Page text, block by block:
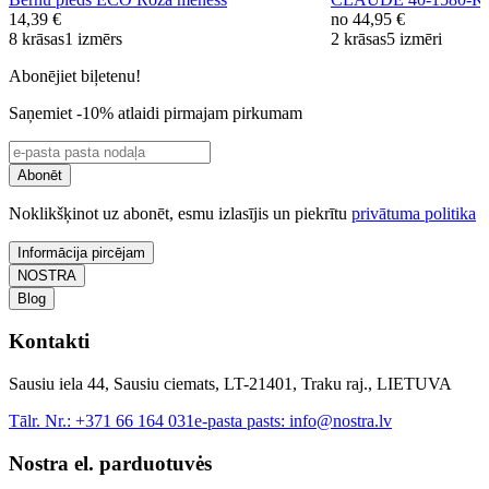
14,39 €
8 krāsas1 izmērs
no 44,95 €
2 krāsas5 izmēri
Abonējiet biļetenu!
Saņemiet -10% atlaidi pirmajam pirkumam
Abonēt
Noklikšķinot uz abonēt, esmu izlasījis un piekrītu privātuma politika
Informācija pircējam
NOSTRA
Blog
Kontakti
Sausiu iela 44, Sausiu ciemats, LT-21401, Traku raj., LIETUVA
Tālr. Nr.: +371 66 164 031e-pasta pasts: info@nostra.lv
Nostra el. parduotuvės